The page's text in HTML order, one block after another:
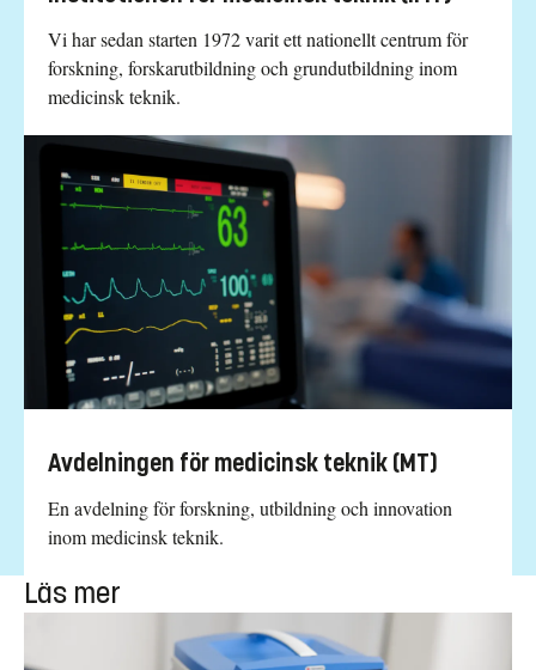
Vi har sedan starten 1972 varit ett nationellt centrum för
forskning, forskarutbildning och grundutbildning inom
medicinsk teknik.
Avdelningen för medicinsk teknik (MT)
En avdelning för forskning, utbildning och innovation
inom medicinsk teknik.
Läs mer